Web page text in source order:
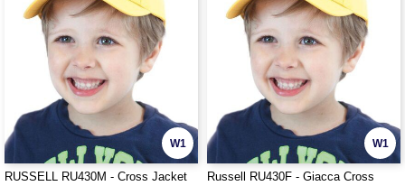
W1
RUSSELL RU430M - Cross Jacket
W1
Russell RU430F - Giacca Cross